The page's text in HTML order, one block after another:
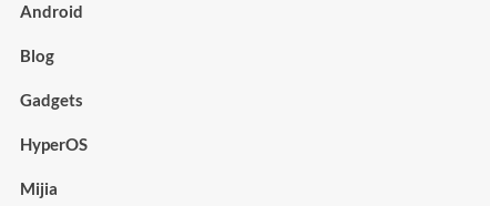
Android
Blog
Gadgets
HyperOS
Mijia